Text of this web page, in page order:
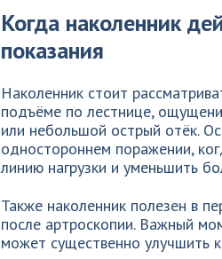
Когда наколенник
показания
Наколенник стоит
подъёме по лестнице,
или небольшой острый отёк.
одностороннем поражении,
линию нагрузки и уменьшить
Также наколенник полезен в
после артроскопии. Важный
может существенно улучшить